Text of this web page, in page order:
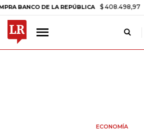
DE LA REPÚBLICA $ 408.498,97 +$
ECONOMÍA